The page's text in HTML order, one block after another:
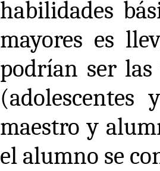
habilidades
mayores es
podrían ser las
(adolescentes
maestro y
el alumno se